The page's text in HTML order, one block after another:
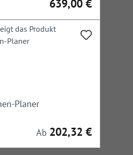
Regulärer Preis:
639,00 €
Planer
Regulärer Preis:
Ab 202,32 €